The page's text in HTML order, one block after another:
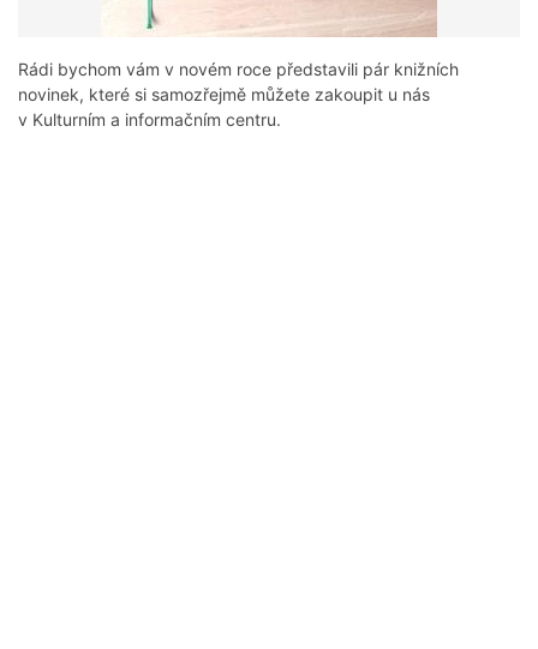
Rádi bychom vám v novém roce představili pár knižních
novinek, které si samozřejmě můžete zakoupit u nás
v Kulturním a informačním centru.